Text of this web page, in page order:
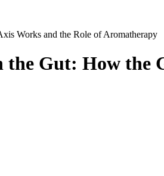
Works and the Role of Aromatherapy
Gut: How the